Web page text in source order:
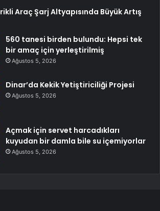
Araç Şarj Altyapısında Büyük Artış
560 tanesi birden bulundu: Hepsi tek
bir amaç için yerleştirilmiş
Ağustos 5, 2026
Dinar’da Kekik Yetiştiriciliği Projesi
Ağustos 5, 2026
Açmak için servet harcadıkları
kuyudan bir damla bile su içemiyorlar
Ağustos 5, 2026